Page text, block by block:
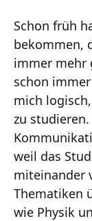
Schon früh
bekommen,
immer mehr
schon
mich
zu
weil das
miteinander
Thematiken
wie Physik